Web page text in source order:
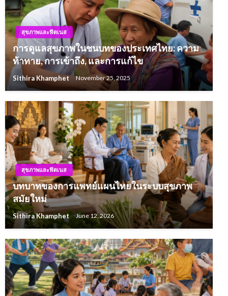
สุขภาพและฟิตเนส
การดูแลสุขภาพในชนบทของประเทศไทย: ความ
ท้าทาย, การเข้าถึง, และการแก้ไข
Sithira Khamphet November 25, 2025
สุขภาพและฟิตเนส
บทบาทของการแพทย์แผนไทยในระบบสุขภาพ
สมัยใหม่
Sithira Khamphet June 12, 2026